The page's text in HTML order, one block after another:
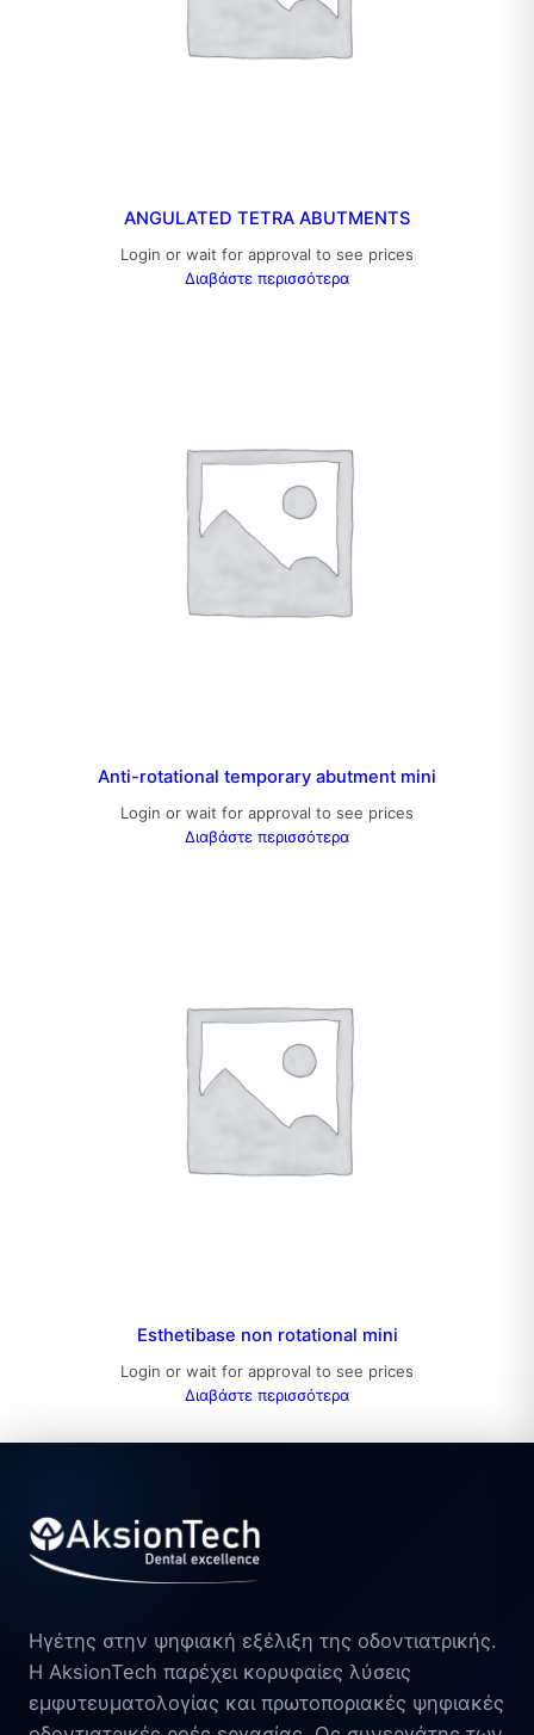
ANGULATED TETRA ABUTMENTS
Login or wait for approval to see prices
Διαβάστε περισσότερα
Anti-rotational temporary abutment mini
Login or wait for approval to see prices
Διαβάστε περισσότερα
Esthetibase non rotational mini
Login or wait for approval to see prices
Διαβάστε περισσότερα
Ηγέτης στην ψηφιακή εξέλιξη της οδοντιατρικής.
Η AksionTech παρέχει κορυφαίες λύσεις
εμφυτευματολογίας και πρωτοποριακές ψηφιακές